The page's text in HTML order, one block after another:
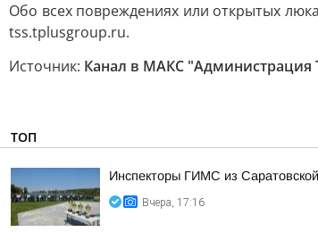
Обо всех повреждениях или открытых
tss.tplusgroup.ru.
Источник: Канал в МАКС "Администрация
ТОП
Инспекторы ГИМС из
Вчера, 17:16